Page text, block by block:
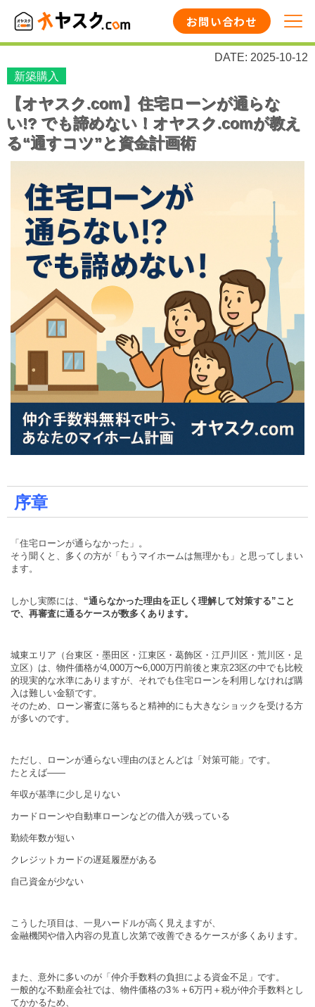
お問い合わせ
DATE: 2025-10-12
新築購入
【オヤスク.com】住宅ローンが通らな
い!? でも諦めない！オヤスク.comが教え
る“通すコツ”と資金計画術
序章
「住宅ローンが通らなかった」。
そう聞くと、多くの方が「もうマイホームは無理かも」と思ってしまい
ます。
しかし実際には、 “通らなかった理由を正しく理解して対策する”こと
で、再審査に通るケースが数多くあります。
城東エリア（台東区・墨田区・江東区・葛飾区・江戸川区・荒川区・足
立区）は、物件価格が4,000万〜6,000万円前後と東京23区の中でも比較
的現実的な水準にありますが、それでも住宅ローンを利用しなければ購
入は難しい金額です。
そのため、ローン審査に落ちると精神的にも大きなショックを受ける方
が多いのです。
ただし、ローンが通らない理由のほとんどは「対策可能」です。
たとえば——
年収が基準に少し足りない
カードローンや自動車ローンなどの借入が残っている
勤続年数が短い
クレジットカードの遅延履歴がある
自己資金が少ない
こうした項目は、一見ハードルが高く見えますが、
金融機関や借入内容の見直し次第で改善できるケースが多くあります。
また、意外に多いのが「仲介手数料の負担による資金不足」です。
一般的な不動産会社では、物件価格の3％＋6万円＋税が仲介手数料とし
てかかるため、